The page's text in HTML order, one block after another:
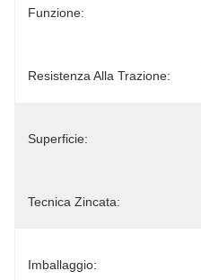
Funzione:
Resistenza Alla Trazione:
Superficie:
Tecnica Zincata:
Imballaggio: